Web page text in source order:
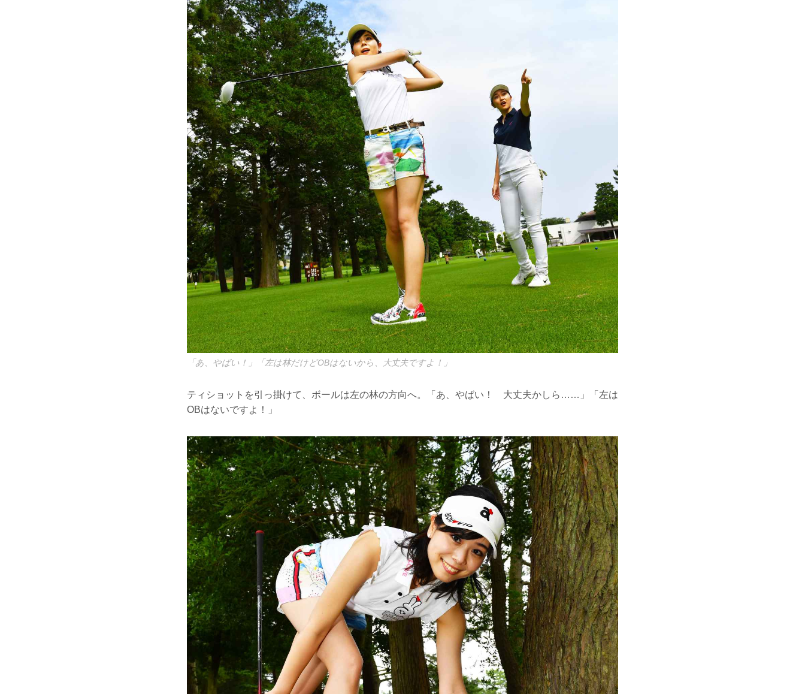
「あ、やばい！」「左は林だけどOBはないから、大丈夫ですよ！」
ティショットを引っ掛けて、ボールは左の林の方向へ。「あ、やばい！ 大丈夫かしら……」「左は
OBはないですよ！」